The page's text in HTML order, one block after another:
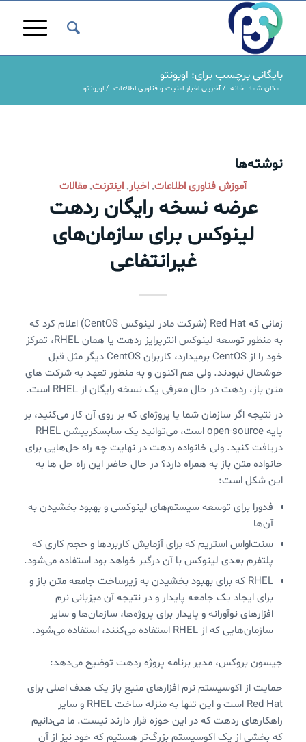
بایگانی برچسب برای: اوبونتو
مکان شما: خانه / آخرین اخبار امنیت و فناوری اطلاعات / اوبونتو
نوشته‌ها
آموزش فناوری اطلاعات, اخبار, اینترنت,مقالات
عرضه نسخه رایگان ردهت
لینوکس برای سازمان‌های
غیرانتفاعی
زمانی که Red Hat (شرکت مادر لینوکس CentOS) اعلام کرد که
به منظور توسعه لینوکس انترپرایز ردهت یا همان RHEL، تمرکز
خود را از CentOS برمیدارد، کاربران CentOS دیگر مثل قبل
خوشحال نبودند. ولی هم اکنون و به منظور تعهد به شرکت های
متن باز، ردهت در حال معرفی یک نسخه رایگان از RHEL است.
در نتیجه اگر سازمان شما یا پروژه‌ای که بر روی آن کار می‌کنید، بر
پایه open-source‌ است، می‌توانید یک سابسکریپشن RHEL
دریافت کنید. ولی خانواده ردهت در نهایت چه راه حل‌هایی برای
خانواده متن باز به همراه دارد؟ در حال حاضر این راه حل ها به
این شکل است:
فدورا برای توسعه سیستم‌های لینوکسی و بهبود بخشیدن به
آن‌ها
سنت‌اواس استریم که برای آزمایش کاربردها و حجم کاری که
پلتفرم بعدی لینوکس با آن درگیر خواهد بود استفاده می‌شود.
RHEL که برای بهبود بخشیدن به زیرساخت جامعه متن باز و
برای ایجاد یک جامعه پایدار و در نتیجه آن میزبانی نرم
افزارهای نوآورانه و پایدار برای پروژه‌ها، سازمان‌ها و سایر
سازمان‌هایی که از RHEL استفاده می‌کنند، استفاده می‌شود.
جیسون بروکس، مدیر برنامه پروژه ردهت توضیح می‌دهد:
حمایت از اکوسیستم نرم افزارهای منبع باز یک هدف اصلی برای
Red Hat است و این تنها به منزله ساخت RHEL و سایر
راهکارهای ردهت که در این حوزه قرار دارند نیست. ما می‌دانیم
که بخشی از یک اکوسیستم بزرگ‌تر هستیم که خود نیز از آن